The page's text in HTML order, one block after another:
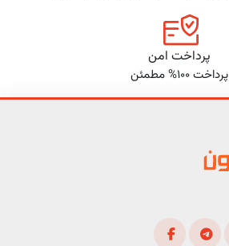
پرداخت امن
پرداخت 100% مطمئن